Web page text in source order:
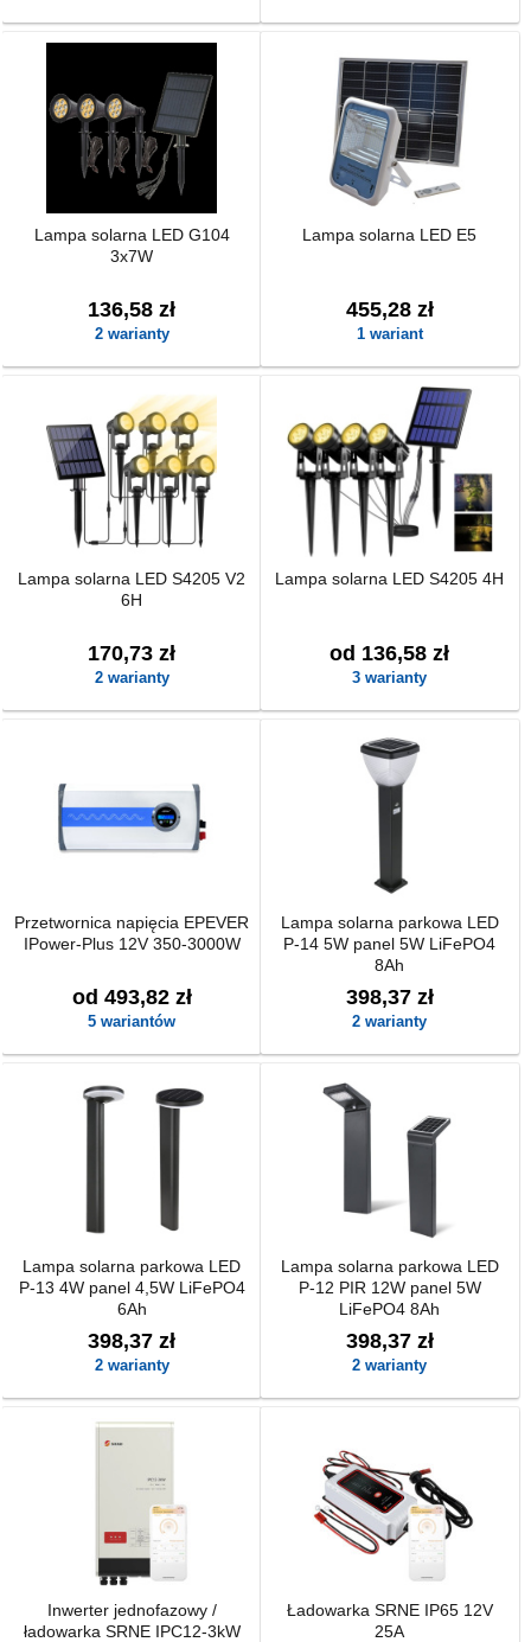
Lampa solarna LED G104
3x7W
136,58 zł
2 warianty
Lampa solarna LED E5
455,28 zł
1 wariant
Lampa solarna LED S4205 V2
6H
170,73 zł
2 warianty
Lampa solarna LED S4205 4H
od 136,58 zł
3 warianty
Przetwornica napięcia EPEVER
IPower-Plus 12V 350-3000W
od 493,82 zł
5 wariantów
Lampa solarna parkowa LED
P-14 5W panel 5W LiFePO4
8Ah
398,37 zł
2 warianty
Lampa solarna parkowa LED
P-13 4W panel 4,5W LiFePO4
6Ah
398,37 zł
2 warianty
Lampa solarna parkowa LED
P-12 PIR 12W panel 5W
LiFePO4 8Ah
398,37 zł
2 warianty
Inwerter jednofazowy /
ładowarka SRNE IPC12-3kW
Ładowarka SRNE IP65 12V
25A